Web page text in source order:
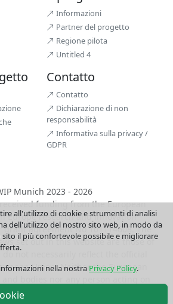
Informazioni
Partner del progetto
Regione pilota
Untitled 4
Contatto
Contatto
Dichiarazione di non
responsabilità
Informativa sulla privacy /
GDPR
Munich 2023 - 2026
funding from the European
Europe research and innovation
agreement No 101114608. The
set out in this website are those of
not necessarily reflect the official
Union. Neither the European
held responsible for the use which
all'utilizzo di cookie e strumenti di analisi
dell'utilizzo del nostro sito web, in modo da
il più confortevole possibile e migliorare
nella nostra Privacy Policy.